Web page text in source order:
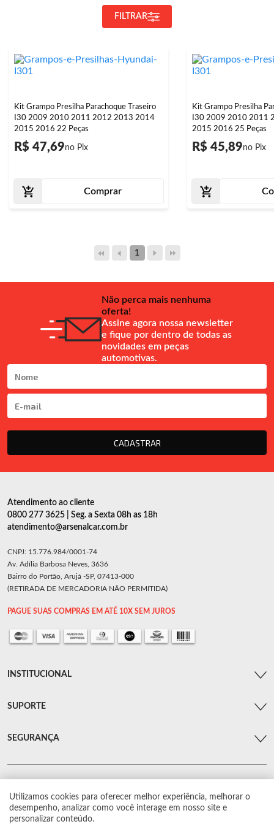
FILTRAR
Kit Grampo Presilha Parachoque Traseiro
I30 2009 2010 2011 2012 2013 2014
2015 2016 22 Peças
R$ 47,69
Comprar
Kit Grampo Presilha
I30 2009 2010 2011
2015 2016 25 Peças
R$ 45,89
1
Não perca mais nenhuma
oferta!
Assine agora nossa newsletter
e fique por dentro de todas as
novidades em peças
automotivas.
CADASTRAR
Utilizamos cookies para oferecer melhor experiência, melhorar o
desempenho, analizar como você interage em nosso site e
personalizar conteúdo.
Atendimento ao cliente
0800 277 3625 | Seg. a Sexta 08h as 18h
atendimento@arsenalcar.com.br
CNPJ: 15.776.984/0001-74
Av. Adília Barbosa Neves, 3636
Bairro do Portão, Arujá -SP, 07413-000
(RETIRADA DE MERCADORIA NÃO PERMITIDA)
PAGUE SUAS COMPRAS EM ATÉ 10X SEM JUROS
INSTITUCIONAL
SUPORTE
SEGURANÇA
© Arsenal Car. Todos os direitos reservados.
Proibida reprodução total ou parcial. Preços e estoque sujeito a alterações sem